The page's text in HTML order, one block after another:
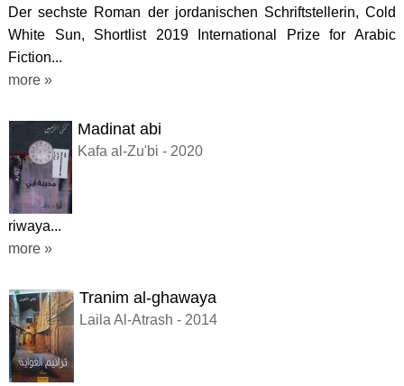
Der sechste Roman der jordanischen Schriftstellerin, Cold
White Sun, Shortlist 2019 International Prize for Arabic
Fiction...
more »
Madinat abi
Kafa al-Zu'bi - 2020
riwaya...
more »
Tranim al-ghawaya
Laila Al-Atrash - 2014